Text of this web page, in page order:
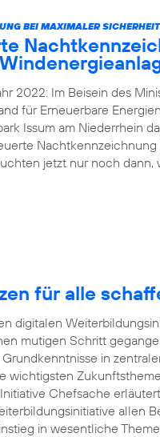
BEI MAXIMALER
2022: Im Beisein des
für Erneuerbare
Issum am Niederrhein
jetzt nur noch
für alle
digitalen
mutigen Schritt
in
wichtigsten
Chefsache
allen
in wesentliche